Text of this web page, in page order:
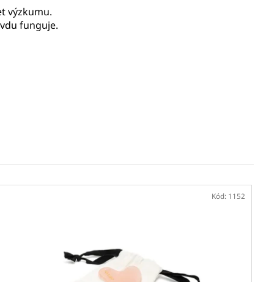
výzkumu.
funguje.
Kód: 1152